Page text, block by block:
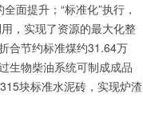
面提升；“标准化”执行，
，实现了资源的最大化整
合节约标准煤约31.64万
生物柴油系统可制成成品
块标准水泥砖，实现炉渣